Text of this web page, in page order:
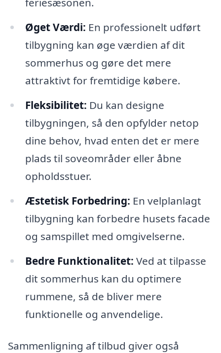
Øget Værdi: En professionelt udført
tilbygning kan øge værdien af dit
sommerhus og gøre det mere
attraktivt for fremtidige købere.
Fleksibilitet: Du kan designe
tilbygningen, så den opfylder netop
dine behov, hvad enten det er mere
plads til soveområder eller åbne
opholdsstuer.
Æstetisk Forbedring: En velplanlagt
tilbygning kan forbedre husets facade
og samspillet med omgivelserne.
Bedre Funktionalitet: Ved at tilpasse
dit sommerhus kan du optimere
rummene, så de bliver mere
funktionelle og anvendelige.
Sammenligning af tilbud giver også